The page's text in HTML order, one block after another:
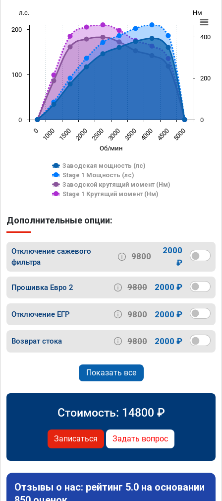
Об/мин
л.с. Нм
Заводская мощность (лс)
Stage 1 Мощность (лс)
Заводской крутящий момент (Нм)
Stage 1 Крутящий момент (Нм)
0 1000 1500 2000 2500 3000 3500 4000 4500 5000
0
100
200
0
200
400
Дополнительные опции:
Отключение сажевого
фильтра
9800
2000
₽
Прошивка Евро 2 9800 2000 ₽
Отключение ЕГР 9800 2000 ₽
Возврат стока 9800 2000 ₽
Показать все
Стоимость: 14800 ₽
Записаться Задать вопрос
Отзывы о нас: рейтинг 5.0 на основании